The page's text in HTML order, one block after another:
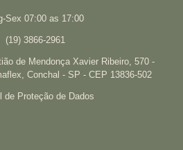
Sex 07:00 as 17:00
(19) 3866-2961
de Mendonça Xavier Ribeiro, 570 -
Conchal - SP - CEP 13836-502
de Proteção de Dados